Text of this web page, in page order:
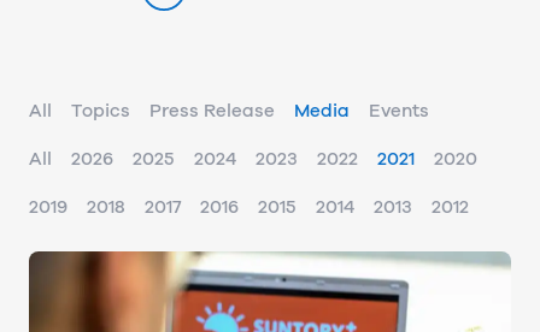
All Topics Press Release Media Events
All 2026 2025 2024 2023 2022 2021 2020
2019 2018 2017 2016 2015 2014 2013 2012